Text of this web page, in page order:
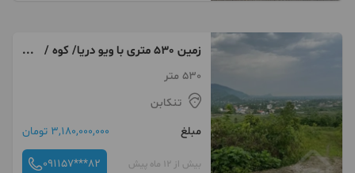
زمین 530 متری با ویو دریا/ کوه /
جنگل
530 متر
تنکابن
مبلغ
3,180,000,000 تومان
بیش از 12 ماه پیش 091157***82